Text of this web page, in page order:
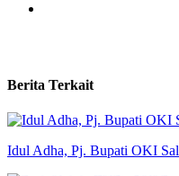
Berita Terkait
Idul Adha, Pj. Bupati OKI